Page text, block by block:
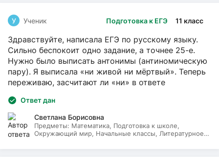
Подготовка к ЕГЭ 11 класс
У Ученик
Здравствуйте, написала ЕГЭ по русскому языку.
Сильно беспокоит одно задание, а точнее 25-е.
Нужно было выписать антонимы (антиномическую
пару). Я выписала «ни живой ни мёртвый». Теперь
переживаю, засчитают ли «ни» в ответе
Ответ дан
Светлана Борисовна
Предметы: Математика, Подготовка к школе,
Окружающий мир, Начальные классы, Литературное